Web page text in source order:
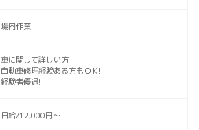
場内作業
車に関して詳しい方
自動車修理経験ある方もＯＫ!
経験者優遇!
日給/12,000円〜